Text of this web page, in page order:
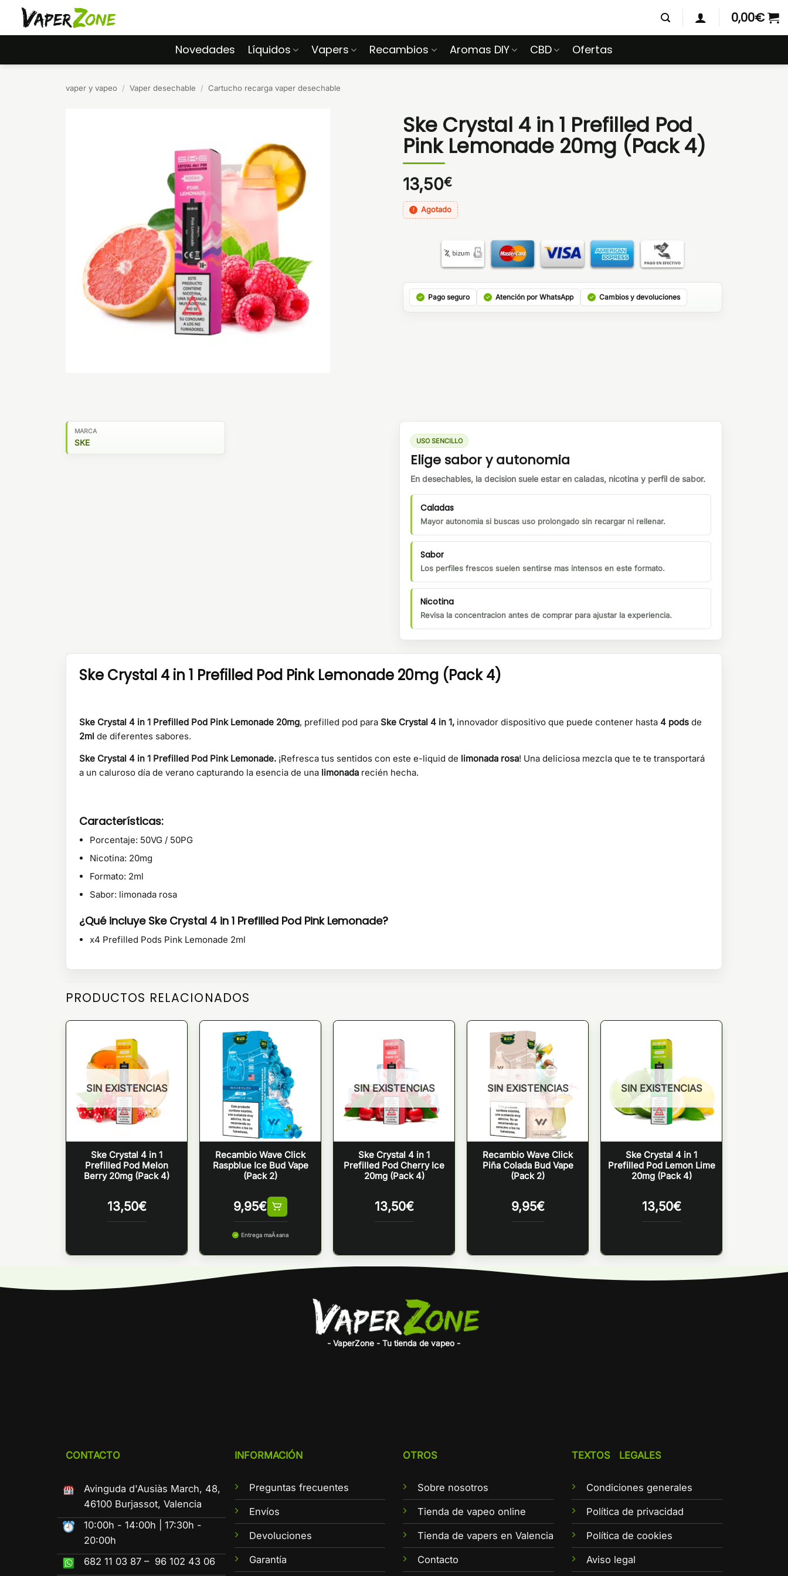
Saltar
contenido
0,00€
Novedades Líquidos Vapers Recambios Aromas DIY CBD Ofertas
vaper y vapeo / Vaper desechable / Cartucho recarga vaper desechable
Ske Crystal 4 in 1 Prefilled Pod
Pink Lemonade 20mg (Pack 4)
13,50€
Agotado
Pago seguro Atención por WhatsApp Cambios y devoluciones
MARCA
SKE USO SENCILLO
Elige sabor y autonomia
En desechables, la decision suele estar en caladas, nicotina y perfil de sabor.
Caladas
Mayor autonomia si buscas uso prolongado sin recargar ni rellenar.
Sabor
Los perfiles frescos suelen sentirse mas intensos en este formato.
Nicotina
Revisa la concentracion antes de comprar para ajustar la experiencia.
Ske Crystal 4 in 1 Prefilled Pod Pink Lemonade 20mg (Pack 4)
Ske Crystal 4 in 1 Prefilled Pod Pink Lemonade 20mg, prefilled pod para Ske Crystal 4 in 1, innovador dispositivo que puede contener hasta 4 pods de
2ml de diferentes sabores.
Ske Crystal 4 in 1 Prefilled Pod Pink Lemonade. ¡Refresca tus sentidos con este e-liquid de limonada rosa! Una deliciosa mezcla que te te transportará
a un caluroso día de verano capturando la esencia de una limonada recién hecha.
Características:
Porcentaje: 50VG / 50PG
Nicotina: 20mg
Formato: 2ml
Sabor: limonada rosa
¿Qué incluye Ske Crystal 4 in 1 Prefilled Pod Pink Lemonade?
x4 Prefilled Pods Pink Lemonade 2ml
PRODUCTOS RELACIONADOS
SIN EXISTENCIAS
Ske Crystal 4 in 1
Prefilled Pod Melon
Berry 20mg (Pack 4)
13,50€
Recambio Wave Click
Raspblue Ice Bud Vape
(Pack 2)
9,95€
Entrega maÃ±ana
SIN EXISTENCIAS
Ske Crystal 4 in 1
Prefilled Pod Cherry Ice
20mg (Pack 4)
13,50€
SIN EXISTENCIAS
Recambio Wave Click
Piña Colada Bud Vape
(Pack 2)
9,95€
SIN EXISTENCIAS
Ske Crystal 4 in 1
Prefilled Pod Lemon Lime
20mg (Pack 4)
13,50€
- VaperZone - Tu tienda de vapeo -
CONTACTO
Avinguda d'Ausiàs March, 48,
46100 Burjassot, Valencia
10:00h - 14:00h | 17:30h -
20:00h
682 11 03 87 – 96 102 43 06
INFORMACIÓN
Preguntas frecuentes
Envíos
Devoluciones
Garantía
OTROS
Sobre nosotros
Tienda de vapeo online
Tienda de vapers en Valencia
Contacto
TEXTOS LEGALES
Condiciones generales
Política de privacidad
Política de cookies
Aviso legal